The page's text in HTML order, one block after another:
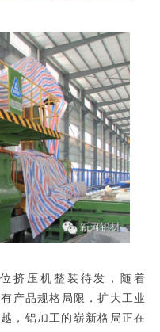
挤压机整装待发，随着
产品规格局限，扩大工业
，铝加工的崭新格局正在